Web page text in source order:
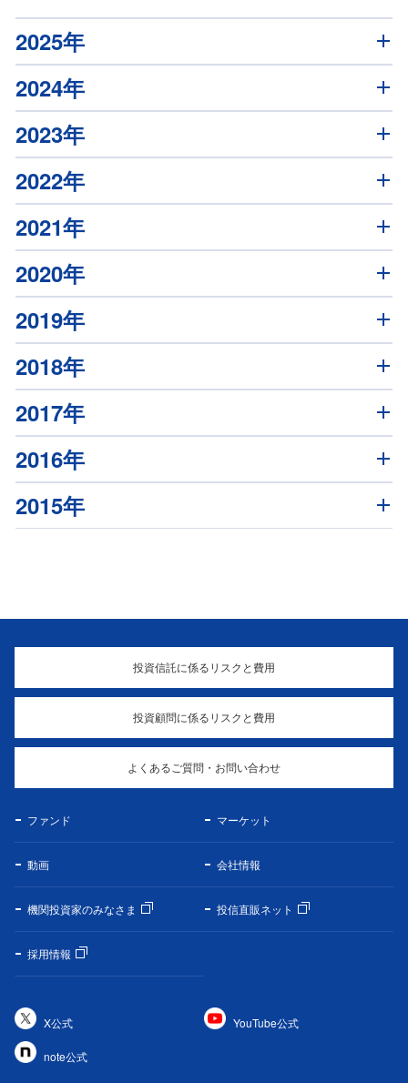
2025年
2024年
2023年
2022年
2021年
2020年
2019年
2018年
2017年
2016年
2015年
投資信託に係るリスクと費用
投資顧問に係るリスクと費用
よくあるご質問・お問い合わせ
ファンド マーケット
動画 会社情報
機関投資家のみなさま 投信直販ネット
採用情報
X公式 YouTube公式
note公式